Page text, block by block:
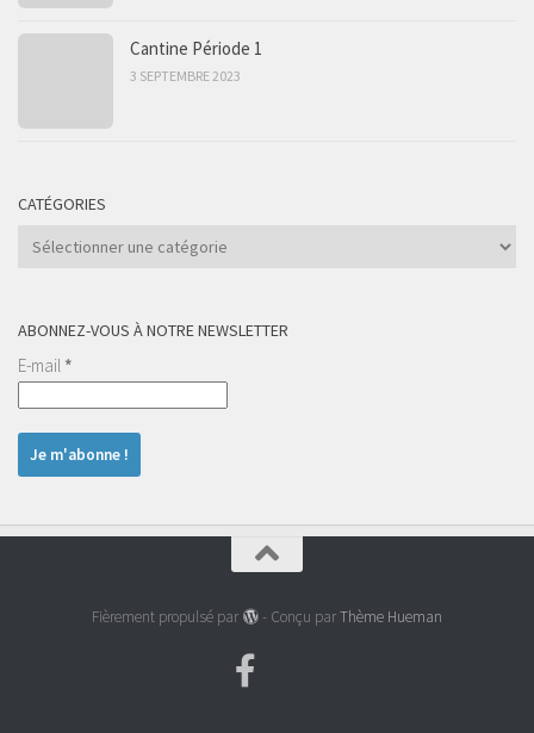
Cantine Période 1
3 SEPTEMBRE 2023
CATÉGORIES
Catégories
ABONNEZ-VOUS À NOTRE NEWSLETTER
E-mail *
Fièrement propulsé par - Conçu parThème Hueman